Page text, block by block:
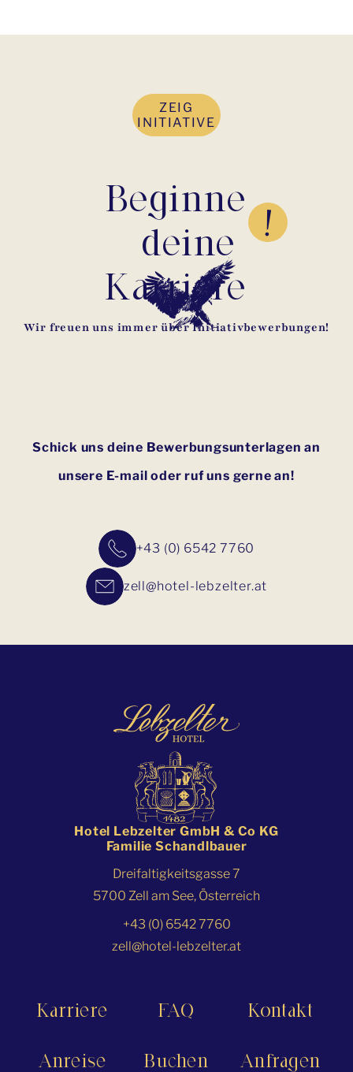
ZEIG
INITIATIVE
Beginne
deine
Karriere
Wir freuen uns immer über Initiativbewerbungen!
Schick uns deine Bewerbungsunterlagen an
unsere E-mail oder ruf uns gerne an!
+43 (0) 6542 7760
zell@hotel-lebzelter.at
Hotel Lebzelter GmbH & Co KG
Familie Schandlbauer
Dreifaltigkeitsgasse 7
5700 Zell am See, Österreich
+43 (0) 6542 7760
zell@hotel-lebzelter.at
Karriere FAQ Kontakt
Anreise Buchen Anfragen